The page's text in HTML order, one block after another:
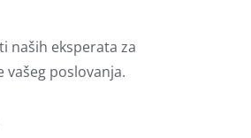
naših eksperata za
vašeg poslovanja.